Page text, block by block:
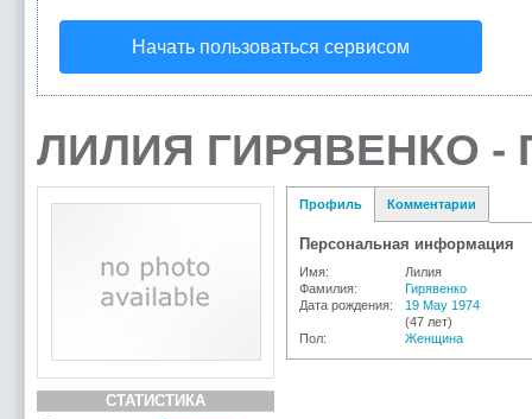
Начать пользоваться сервисом
ЛИЛИЯ ГИРЯВЕНКО -
СТАТИСТИКА
Профиль Комментарии
Персональная информация
Имя:
Лилия
Фамилия:
Гирявенко
Дата рождения:
19 May 1974
(47 лет)
Пол:
Женщина